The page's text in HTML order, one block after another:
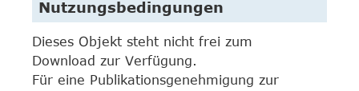
Nutzungsbedingungen
Dieses Objekt steht nicht frei zum
Download zur Verfügung.
Für eine Publikationsgenehmigung zur